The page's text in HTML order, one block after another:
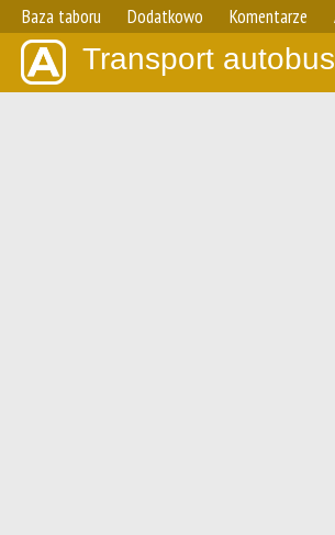
Baza taboru Dodatkowo Komentarze
Transport